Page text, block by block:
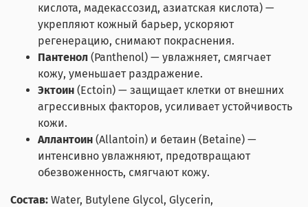
кислота, мадекассозид, азиатская кислота) —
укрепляют кожный барьер, ускоряют
регенерацию, снимают покраснения.
Пантенол (Panthenol) — увлажняет, смягчает
кожу, уменьшает раздражение.
Эктоин (Ectoin) — защищает клетки от внешних
агрессивных факторов, усиливает устойчивость
кожи.
Аллантоин (Allantoin) и бетаин (Betaine) —
интенсивно увлажняют, предотвращают
обезвоженность, смягчают кожу.
Состав: Water, Butylene Glycol, Glycerin,